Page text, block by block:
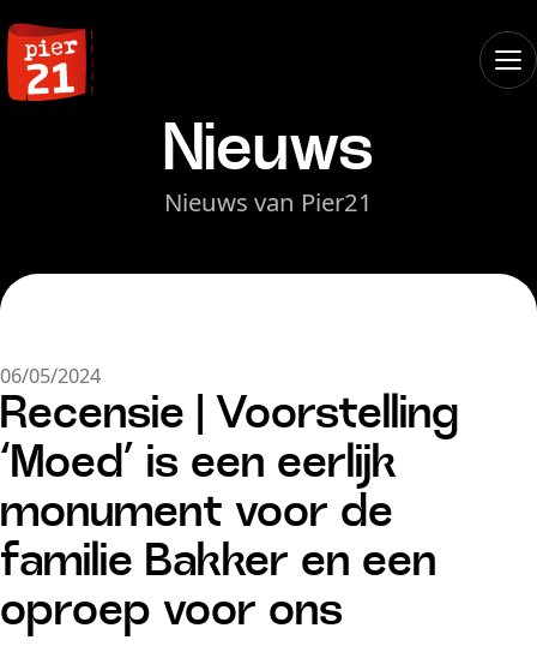
Nieuws
Nieuws van Pier21
06/05/2024
Recensie | Voorstelling
‘Moed’ is een eerlijk
monument voor de
familie Bakker en een
oproep voor ons